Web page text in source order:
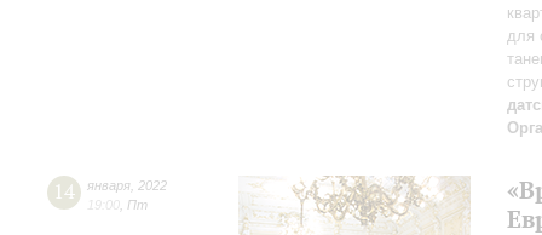
для
14 января 2022
19:00 Пт